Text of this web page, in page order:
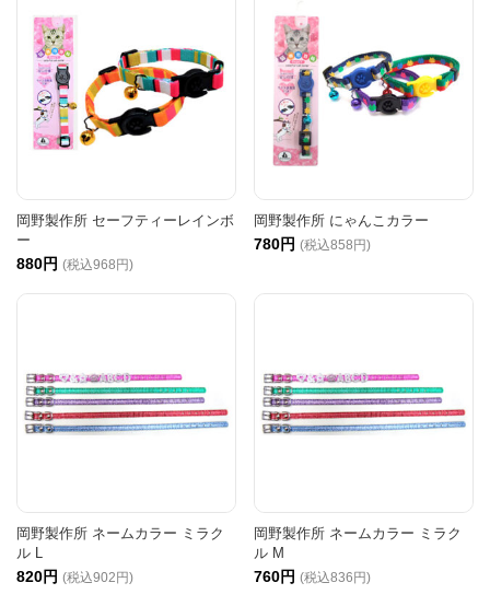
岡野製作所 セーフティーレインボ
ー
880円 (税込968円)
岡野製作所 にゃんこカラー
780円 (税込858円)
岡野製作所 ネームカラー ミラク
ル L
820円 (税込902円)
岡野製作所 ネームカラー ミラク
ル M
760円 (税込836円)